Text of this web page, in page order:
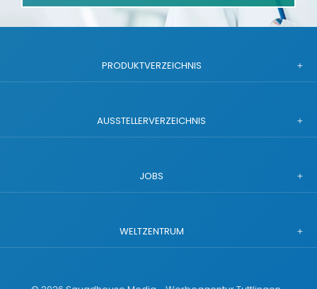
PRODUKTVERZEICHNIS
AUSSTELLERVERZEICHNIS
JOBS
WELTZENTRUM